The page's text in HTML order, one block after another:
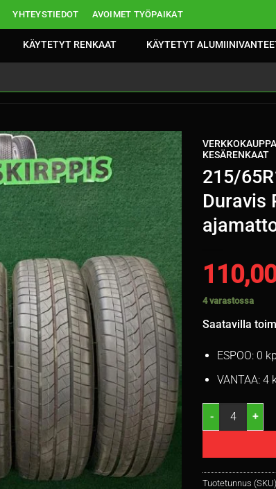
YHTEYSTIEDOT AVOIMET TYÖPAIKAT
KÄYTETYT RENKAAT KÄYTETYT
VERKKOKAUPPA
KESÄRENKAAT
215/
Duravis
4 varastossa
Saatavilla
ESPOO: 0 kpl
VANTAA: 4
215/65R16C
Tuotetunnus